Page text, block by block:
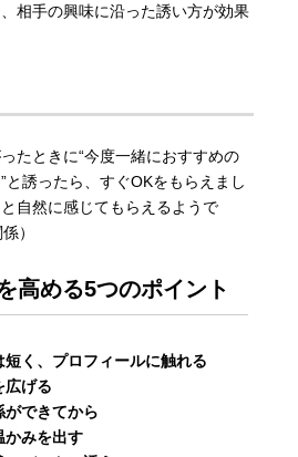
相手の興味に沿った誘い方が効果
たときに“今度一緒におすすめの
と誘ったら、すぐOKをもらえまし
自然に感じてもらえるようで
）
高める5つのポイント
く、プロフィールに触れる
広げる
ができてから
かみを出す